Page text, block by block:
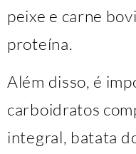
peixe e carne
proteína.
Além disso, é
carboidratos
integral, batata